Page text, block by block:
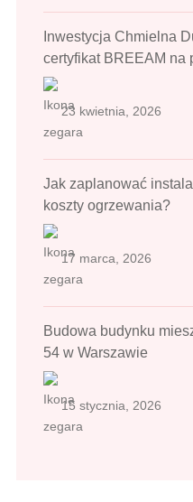
Inwestycja Chmielna
certyfikat BREEAM na
23 kwietnia, 2026
Jak zaplanować
koszty ogrzewania?
17 marca, 2026
Budowa budynku
54 w Warszawie
15 stycznia, 2026